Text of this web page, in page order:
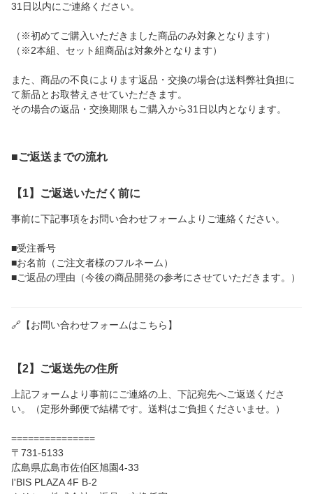
31日以内にご連絡ください。
（※初めてご購入いただきました商品のみ対象となります）
（※2本組、セット組商品は対象外となります）
また、商品の不良によります返品・交換の場合は送料弊社負担に
て新品とお取替えさせていただきます。
その場合の返品・交換期限もご購入から31日以内となります。
■ご返送までの流れ
【1】ご返送いただく前に
事前に下記事項をお問い合わせフォームよりご連絡ください。
■受注番号
■お名前（ご注文者様のフルネーム）
■ご返品の理由（今後の商品開発の参考にさせていただきます。）
🔗【お問い合わせフォームはこちら】
【2】ご返送先の住所
上記フォームより事前にご連絡の上、下記宛先へご返送くださ
い。（定形外郵便で結構です。送料はご負担くださいませ。）
===============
〒731-5133
広島県広島市佐伯区旭園4-33
I'BIS PLAZA 4F B-2